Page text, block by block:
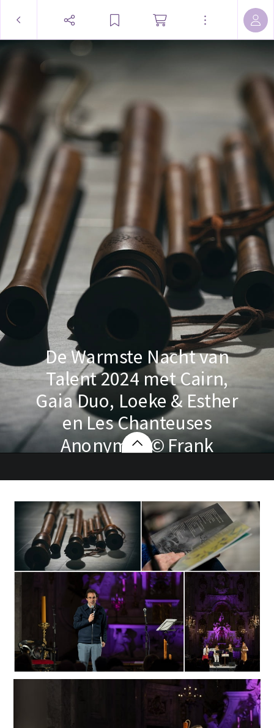
De Warmste Nacht van
Talent 2024 met Cairn,
Gaia Duo, Loeke & Esther
en Les Chanteuses
Anonymes © Frank